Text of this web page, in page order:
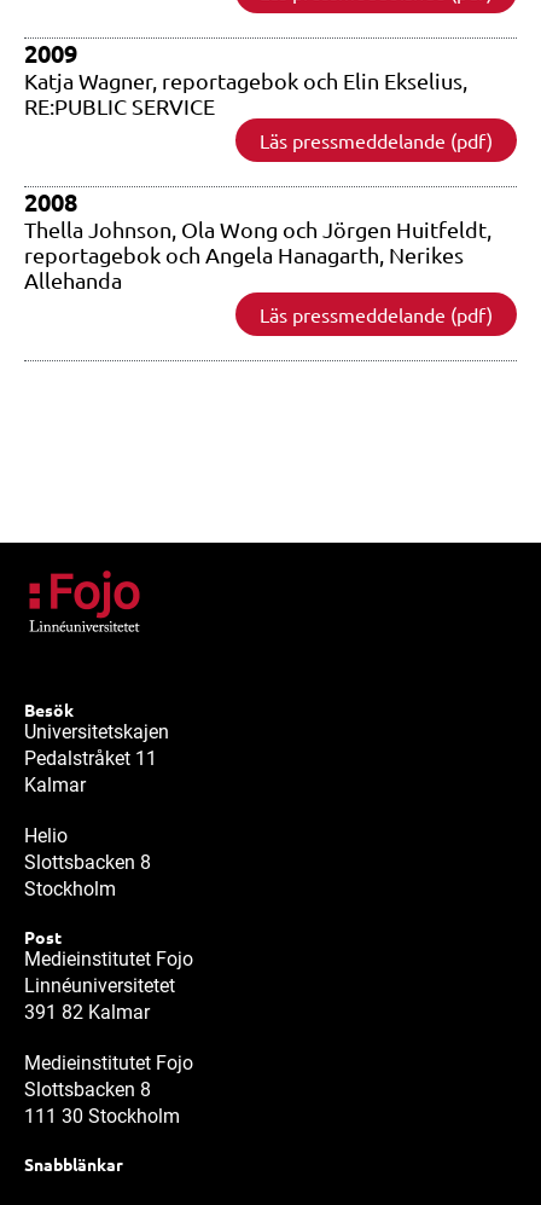
2009
Katja Wagner, reportagebok och Elin Ekselius,
RE:PUBLIC SERVICE
Läs pressmeddelande (pdf)
2008
Thella Johnson, Ola Wong och Jörgen Huitfeldt,
reportagebok och Angela Hanagarth, Nerikes
Allehanda
Läs pressmeddelande (pdf)
Besök
Universitetskajen
Pedalstråket 11
Kalmar
Helio
Slottsbacken 8
Stockholm
Post
Medieinstitutet Fojo
Linnéuniversitetet
391 82 Kalmar
Medieinstitutet Fojo
Slottsbacken 8
111 30 Stockholm
Snabblänkar